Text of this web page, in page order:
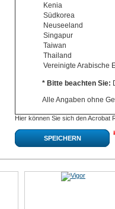
Kenia
Südkorea
Neuseeland
Singapur
Taiwan
Thailand
Vereinigte Arabische
* Bitte beachten Sie:
Alle Angaben ohne
Hier können Sie sich den Acrobat
SPEICHERN